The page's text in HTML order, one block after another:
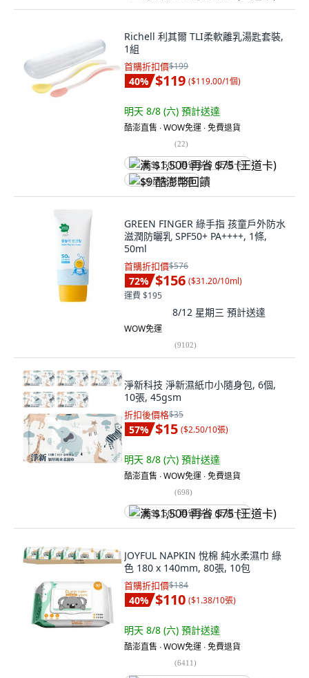
Richell 利其爾 TLI柔軟離乳湯匙套裝,
1組
首購折扣價$199
40% $119 ($119.00/1個)
明天 8/8 (六) 預計送達
酷澎直售 ∙ WOW免運 ∙ 免費退貨
(22)
满 $1,500 再省 $75 (王道卡)
$9 酷澎幣回饋
GREEN FINGER 綠手指 孩童戶外防水
滋潤防曬乳 SPF50+ PA++++, 1條,
50ml
首購折扣價$576
72% $156 ($31.20/10ml)
運費 $195
8/12 星期三 預計送達
WOW免運
(9102)
淨新科技 淨新濕紙巾小隨身包, 6個,
10張, 45gsm
折扣後價格$35
57% $15 ($2.50/10張)
明天 8/8 (六) 預計送達
酷澎直售 ∙ WOW免運 ∙ 免費退貨
(698)
满 $1,500 再省 $75 (王道卡)
JOYFUL NAPKIN 悅棉 純水柔濕巾 綠
色 180 x 140mm, 80張, 10包
首購折扣價$184
40% $110 ($1.38/10張)
明天 8/8 (六) 預計送達
酷澎直售 ∙ WOW免運 ∙ 免費退貨
(6411)